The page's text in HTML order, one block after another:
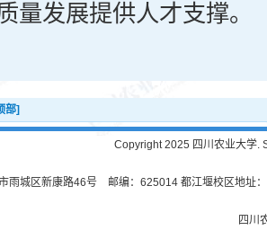
量发展提供人才支撑。
部]
Copyright 2025 四川农业大学.
雨城区新康路46号 邮编：625014 都江堰校区地址
四川